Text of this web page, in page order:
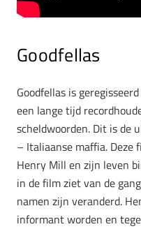
Goodfellas
Goodfellas is
een lange tijd
scheldwoorden. Dit is de
– Italiaanse maffia.
Henry Mill en zijn leven
in de film ziet van de
namen zijn veranderd.
informant worden en